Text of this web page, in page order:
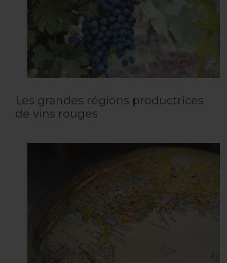
Les grandes régions productrices
de vins rouges